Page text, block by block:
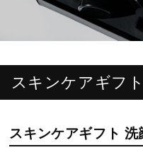
スキンケアギフト
スキンケアギフト